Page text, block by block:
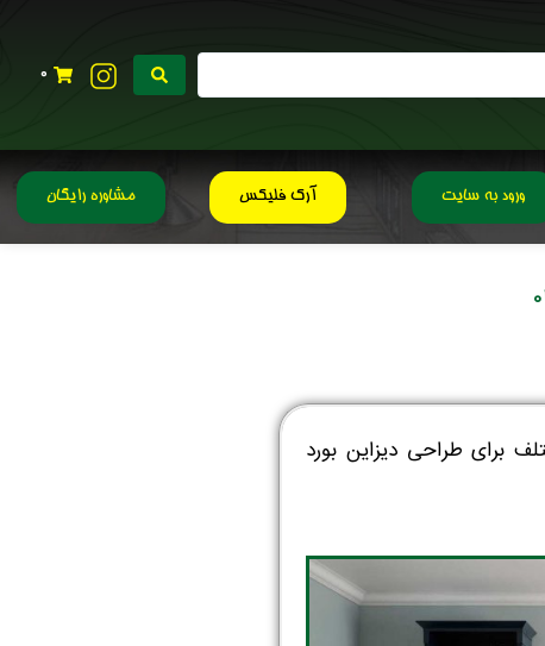
0
ورود به سایت آرک فلیکس مشاوره رایگان
برای طراحی دیزاین بورد